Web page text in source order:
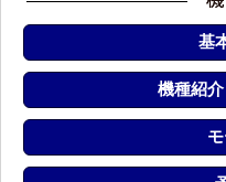
基
機種紹